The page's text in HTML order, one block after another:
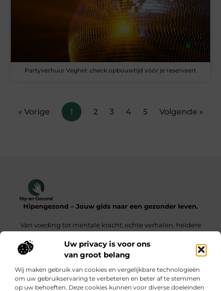
Uw privacy is voor ons
van groot belang
Wij maken gebruik van cookies en vergelijkbare technologieën
om uw gebruikservaring te verbeteren en beter af te stemmen
op uw behoeften. Deze cookies kunnen voor diverse doeleinden
Partyverhuur Veghel: check opbouwtijd vóór je reserveert
« Vorige 1 2 3 4 5 Volgende »
Hipengezond – Jouw gids naar een gezonder leven.
Van voeding tot mentale kracht: echte verhalen, heldere
Onze informatie